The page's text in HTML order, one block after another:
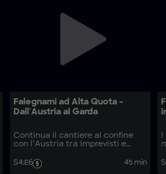
Falegnami ad Alta Quota -
Dall'Austria al Garda
Continua il cantiere al confine
con l’Austria tra imprevisti e
S4:E6 45 min